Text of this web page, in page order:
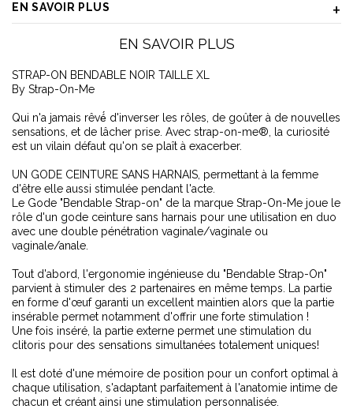
EN SAVOIR PLUS
EN SAVOIR PLUS
STRAP-ON BENDABLE NOIR TAILLE XL
By Strap-On-Me
Qui n'a jamais rêvé́ d'inverser les rôles, de goûter à de nouvelles
sensations, et de lâcher prise. Avec strap-on-me®, la curiosité
est un vilain défaut qu'on se plaît à exacerber.
UN GODE CEINTURE SANS HARNAIS, permettant à la femme
d'être elle aussi stimulée pendant l'acte.
Le Gode "Bendable Strap-on" de la marque Strap-On-Me joue le
rôle d'un gode ceinture sans harnais pour une utilisation en duo
avec une double pénétration vaginale/vaginale ou
vaginale/anale.
Tout d'abord, l'ergonomie ingénieuse du "Bendable Strap-On"
parvient à stimuler des 2 partenaires en même temps. La partie
en forme d'œuf garanti un excellent maintien alors que la partie
insérable permet notamment d'offrir une forte stimulation !
Une fois inséré, la partie externe permet une stimulation du
clitoris pour des sensations simultanées totalement uniques!
Il est doté d'une mémoire de position pour un confort optimal à
chaque utilisation, s'adaptant parfaitement à l'anatomie intime de
chacun et créant ainsi une stimulation personnalisée.